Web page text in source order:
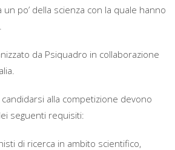
un po’ della scienza con la quale hanno
da Psiquadro in collaborazione
alla competizione devono
seguenti requisiti:
di ricerca in ambito scientifico,